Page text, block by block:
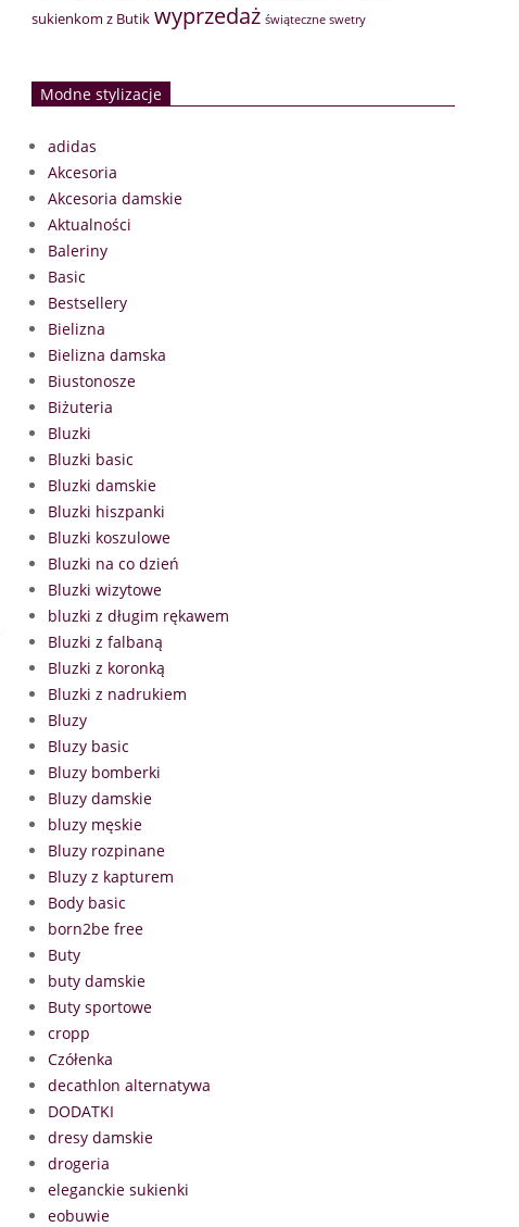
sukienkom z Butik wyprzedaż świąteczne swetry
Modne stylizacje
adidas
Akcesoria
Akcesoria damskie
Aktualności
Baleriny
Basic
Bestsellery
Bielizna
Bielizna damska
Biustonosze
Biżuteria
Bluzki
Bluzki basic
Bluzki damskie
Bluzki hiszpanki
Bluzki koszulowe
Bluzki na co dzień
Bluzki wizytowe
bluzki z długim rękawem
Bluzki z falbaną
Bluzki z koronką
Bluzki z nadrukiem
Bluzy
Bluzy basic
Bluzy bomberki
Bluzy damskie
bluzy męskie
Bluzy rozpinane
Bluzy z kapturem
Body basic
born2be free
Buty
buty damskie
Buty sportowe
cropp
Czółenka
decathlon alternatywa
DODATKI
dresy damskie
drogeria
eleganckie sukienki
eobuwie